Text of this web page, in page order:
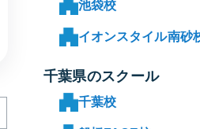
池袋校
イオンスタイル南砂
千葉県のスクール
千葉校